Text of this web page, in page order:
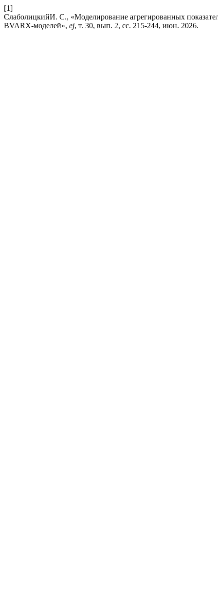
[1]
СлаболицкийИ. С., «Моделирование агрегированных
BVARX-моделей», ej, т. 30, вып. 2, сс. 215-244, июн. 2026.